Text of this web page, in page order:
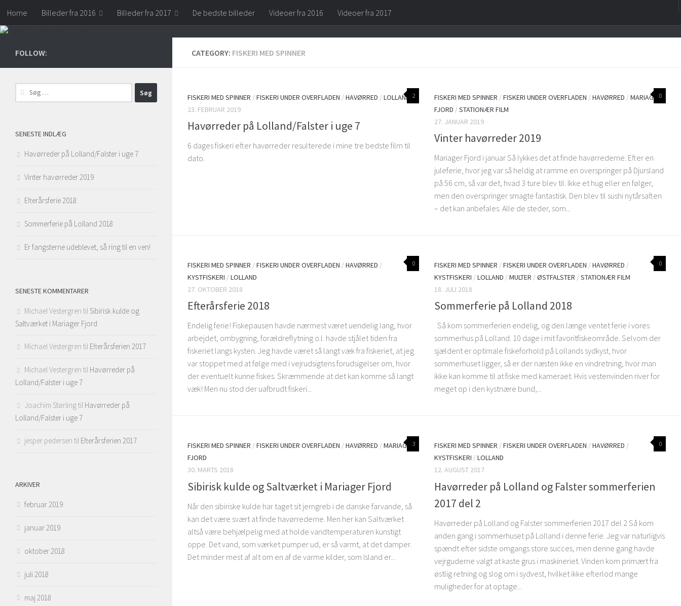
Skip to content
Home Billeder fra 2016 Billeder fra 2017 De bedste billeder Videoer fra 2016 Videoer fra 2017
CATEGORY: FISKERI MED SPINNER
2
FISKERI MED SPINNER /FISKERI UNDER OVERFLADEN /HAVØRRED /LOLLAND
23. FEBRUAR 2019
Havørreder på Lolland/Falster i uge 7
6 dages fiskeri efter havørreder resulterede i mine tre bedste film til
dato.
0
FISKERI MED SPINNER /FISKERI UNDER OVERFLADEN /HAVØRRED /MARIAGER
FJORD /STATIONÆR FILM
27. JANUAR 2019
Vinter havørreder 2019
Mariager Fjord i januar Så lykkes det at finde havørrederne. Efter en
juleferie, hvor jeg var så heldig at ramme en overspringer på Djursland
på 56 cm, så var det, hvad 3 ture blev til. Ikke et hug eller en følger,
men den overspringer smagte fantastisk. Den blev til sushi nytårsaften
– det kan anbefales. Alle de steder, som...
0
FISKERI MED SPINNER /FISKERI UNDER OVERFLADEN /HAVØRRED /
KYSTFISKERI /LOLLAND
27. OKTOBER 2018
Efterårsferie 2018
Endelig ferie! Fiskepausen havde nærmest været uendelig lang, hvor
arbejdet, ombygning, forældreflytning o.l. havde stjålet tiden fra
fiskeriet langs kysten. Jeg havde været så langt væk fra fiskeriet, at jeg
var stoppet med at følge med i vejrudsigtens forudsigelser om, hvor
der eventuelt kunne fiskes. Skræmmende at det kan komme så langt
væk! Men nu stod der uafbrudt fiskeri...
0
FISKERI MED SPINNER /FISKERI UNDER OVERFLADEN /HAVØRRED /
KYSTFISKERI /LOLLAND /MULTER /ØSTFALSTER /STATIONÆR FILM
18. JULI 2018
Sommerferie på Lolland 2018
Så kom sommerferien endelig, og den længe ventet ferie i vores
sommerhus på Lolland. 10 dage i mit favoritfiskeområde. Selvom der
sjældent er optimale fiskeforhold på Lollands sydkyst, hvor
sommerhuset ligger, så er der næsten ikke en vindretning, hvor man
ikke kan komme til at fiske med kameraet. Hvis vestenvinden river for
meget op i den kystnære bund,...
3
FISKERI MED SPINNER /FISKERI UNDER OVERFLADEN /HAVØRRED /MARIAGER
FJORD
30. MARTS 2018
Sibirisk kulde og Saltværket i Mariager Fjord
Når den sibiriske kulde har taget sit jerngreb i de danske farvande, så
kan det være svært at finde havørrederne. Men her kan Saltværket
altså være behjælpelig med at holde vandtemperaturen kunstigt
oppe. Det vand, som værket pumper ud, er så varmt, at det damper.
Det minder mest af alt om en af de varme kilder, som Island er...
0
FISKERI MED SPINNER /FISKERI UNDER OVERFLADEN /HAVØRRED /
KYSTFISKERI /LOLLAND
12. AUGUST 2017
Havørreder på Lolland og Falster sommerferien
2017 del 2
Havørreder på Lolland og Falster sommerferien 2017 del 2 Så kom
anden gang i sommerhuset på Lolland i denne ferie. Jeg var naturligvis
spændt efter sidste omgangs store succes, men denne gang havde
vejrguderne valgt at kaste grus i maskineriet. Vinden kom primært fra
østlig retning og slog om i sydvest, hvilket ikke efterlod mange
muligheder for at optage...
FOLLOW:
Søg
efter:
SENESTE INDLÆG
Havørreder på Lolland/Falster i uge 7
Vinter havørreder 2019
Efterårsferie 2018
Sommerferie på Lolland 2018
Er fangsterne udeblevet, så ring til en ven!
SENESTE KOMMENTARER
Michael Vestergren til Sibirisk kulde og
Saltværket i Mariager Fjord
Michael Vestergren til Efterårsferien 2017
Michael Vestergren til Havørreder på
Lolland/Falster i uge 7
Joachim Størlingtil Havørreder på
Lolland/Falster i uge 7
jesper pedersen til Efterårsferien 2017
ARKIVER
februar 2019
januar 2019
oktober 2018
juli 2018
maj 2018